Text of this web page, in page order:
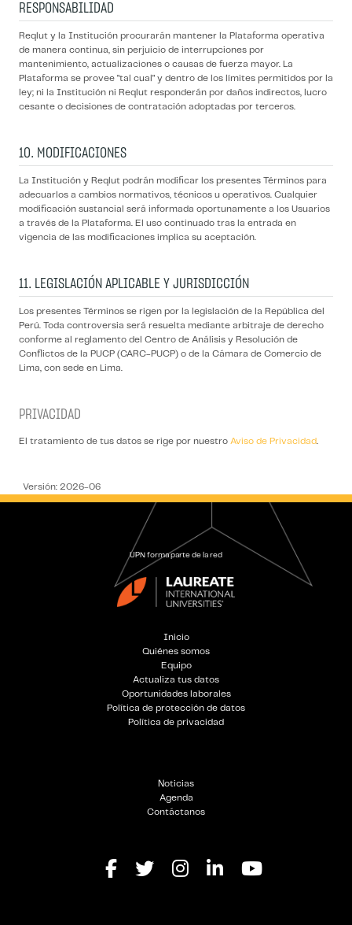
RESPONSABILIDAD
Reqlut y la Institución procurarán mantener la Plataforma operativa
de manera continua, sin perjuicio de interrupciones por
mantenimiento, actualizaciones o causas de fuerza mayor. La
Plataforma se provee "tal cual" y dentro de los límites permitidos por la
ley; ni la Institución ni Reqlut responderán por daños indirectos, lucro
cesante o decisiones de contratación adoptadas por terceros.
10. MODIFICACIONES
La Institución y Reqlut podrán modificar los presentes Términos para
adecuarlos a cambios normativos, técnicos u operativos. Cualquier
modificación sustancial será informada oportunamente a los Usuarios
a través de la Plataforma. El uso continuado tras la entrada en
vigencia de las modificaciones implica su aceptación.
11. LEGISLACIÓN APLICABLE Y JURISDICCIÓN
Los presentes Términos se rigen por la legislación de la República del
Perú. Toda controversia será resuelta mediante arbitraje de derecho
conforme al reglamento del Centro de Análisis y Resolución de
Conflictos de la PUCP (CARC-PUCP) o de la Cámara de Comercio de
Lima, con sede en Lima.
PRIVACIDAD
El tratamiento de tus datos se rige por nuestro Aviso de Privacidad
Versión: 2026-06
UPN forma parte de la red
Inicio
Quiénes somos
Equipo
Actualiza tus datos
Oportunidades laborales
Política de protección de datos
Política de privacidad
Noticias
Agenda
Contáctanos